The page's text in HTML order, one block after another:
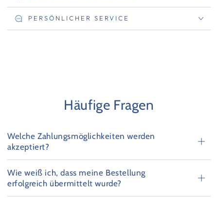
PERSÖNLICHER SERVICE
Häufige Fragen
Welche Zahlungsmöglichkeiten werden
akzeptiert?
Wie weiß ich, dass meine Bestellung
erfolgreich übermittelt wurde?